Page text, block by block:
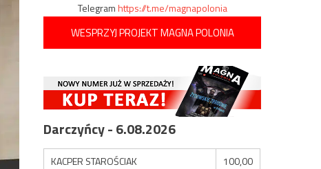
Telegramhttps://t.me/magnapolonia
WESPRZYJ PROJEKT MAGNA POLONIA
Darczyńcy - 6.08.2026
KACPER STAROŚCIAK
100,00